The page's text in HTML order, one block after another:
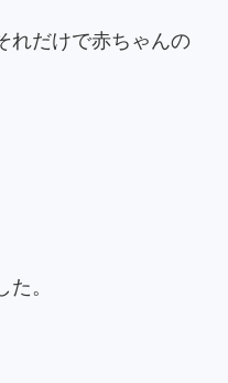
れだけで赤ちゃんの
。